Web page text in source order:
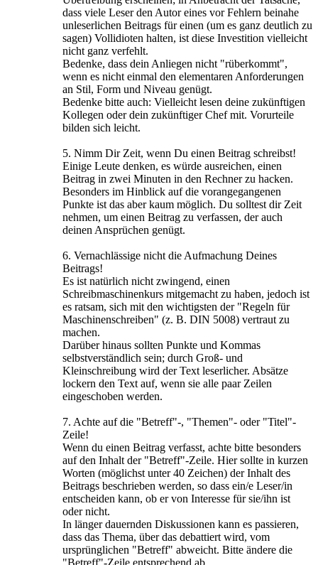
dass viele Leser den Autor eines vor Fehlern beinahe
unleserlichen Beitrags für einen (um es ganz deutlich zu
sagen) Vollidioten halten, ist diese Investition vielleicht
nicht ganz verfehlt.
Bedenke, dass dein Anliegen nicht "rüberkommt",
wenn es nicht einmal den elementaren Anforderungen
an Stil, Form und Niveau genügt.
Bedenke bitte auch: Vielleicht lesen deine zukünftigen
Kollegen oder dein zukünftiger Chef mit. Vorurteile
bilden sich leicht.
5. Nimm Dir Zeit, wenn Du einen Beitrag schreibst!
Einige Leute denken, es würde ausreichen, einen
Beitrag in zwei Minuten in den Rechner zu hacken.
Besonders im Hinblick auf die vorangegangenen
Punkte ist das aber kaum möglich. Du solltest dir Zeit
nehmen, um einen Beitrag zu verfassen, der auch
deinen Ansprüchen genügt.
6. Vernachlässige nicht die Aufmachung Deines
Beitrags!
Es ist natürlich nicht zwingend, einen
Schreibmaschinenkurs mitgemacht zu haben, jedoch ist
es ratsam, sich mit den wichtigsten der "Regeln für
Maschinenschreiben" (z. B. DIN 5008) vertraut zu
machen.
Darüber hinaus sollten Punkte und Kommas
selbstverständlich sein; durch Groß- und
Kleinschreibung wird der Text leserlicher. Absätze
lockern den Text auf, wenn sie alle paar Zeilen
eingeschoben werden.
7. Achte auf die "Betreff"-, "Themen"- oder "Titel"-
Zeile!
Wenn du einen Beitrag verfasst, achte bitte besonders
auf den Inhalt der "Betreff"-Zeile. Hier sollte in kurzen
Worten (möglichst unter 40 Zeichen) der Inhalt des
Beitrags beschrieben werden, so dass ein/e Leser/in
entscheiden kann, ob er von Interesse für sie/ihn ist
oder nicht.
In länger dauernden Diskussionen kann es passieren,
dass das Thema, über das debattiert wird, vom
ursprünglichen "Betreff" abweicht. Bitte ändere die
"Betreff"-Zeile entsprechend ab.